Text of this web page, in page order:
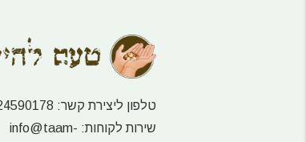
טלפון ליצירת קשר:
שירות לקוחות: info@taam-